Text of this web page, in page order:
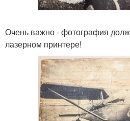
Очень важно - фотография
лазерном принтере!